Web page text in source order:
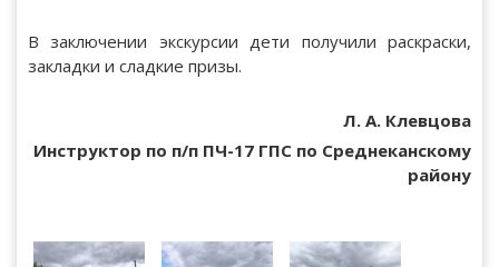
В заключении экскурсии дети получили раскраски,
закладки и сладкие призы.
Л. А. Клевцова
Инструктор по п/п ПЧ-17 ГПС по Среднеканскому
району